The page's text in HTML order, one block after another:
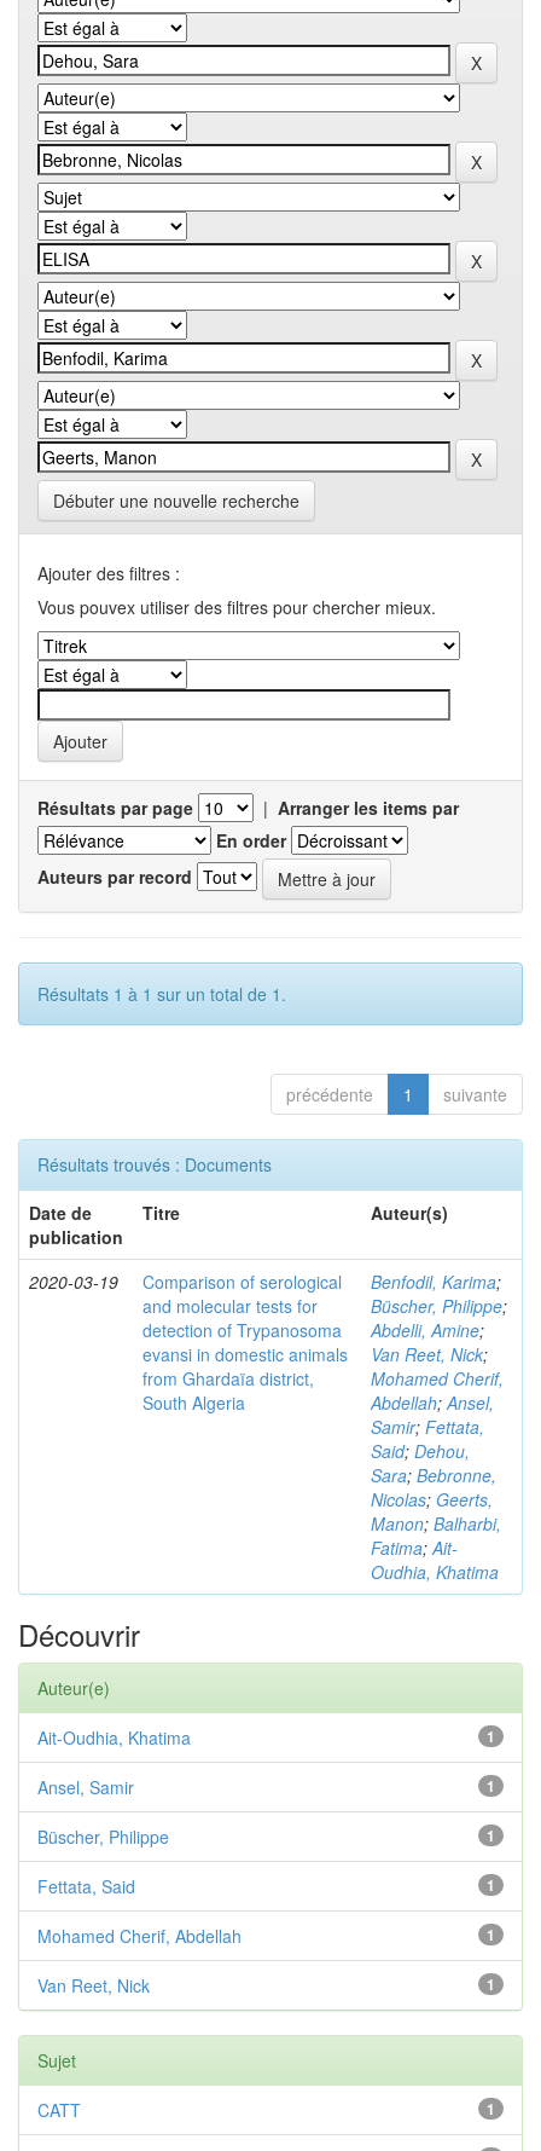
Débuter une nouvelle recherche
Ajouter des filtres :
Vous pouvex utiliser des filtres pour chercher mieux.
Résultats par page | Arranger les items par
En order
Auteurs par record
Résultats 1 à 1 sur un total de 1.
précédente 1 suivante
Résultats trouvés : Documents
Date de
publication
Titre Auteur(s)
2020-03-19
Comparison of serological
and molecular tests for
detection of Trypanosoma
evansi in domestic animals
from Ghardaïa district,
South Algeria
Benfodil, Karima;
Büscher, Philippe;
Abdelli, Amine;
Van Reet, Nick;
Mohamed Cherif,
Abdellah;Ansel,
Samir; Fettata,
Said; Dehou,
Sara; Bebronne,
Nicolas; Geerts,
Manon; Balharbi,
Fatima;Ait-
Oudhia, Khatima
Découvrir
Auteur(e)
1
Ait-Oudhia, Khatima
1
Ansel, Samir
1
Büscher, Philippe
1
Fettata, Said
1
Mohamed Cherif, Abdellah
1
Van Reet, Nick
Sujet
1
CATT